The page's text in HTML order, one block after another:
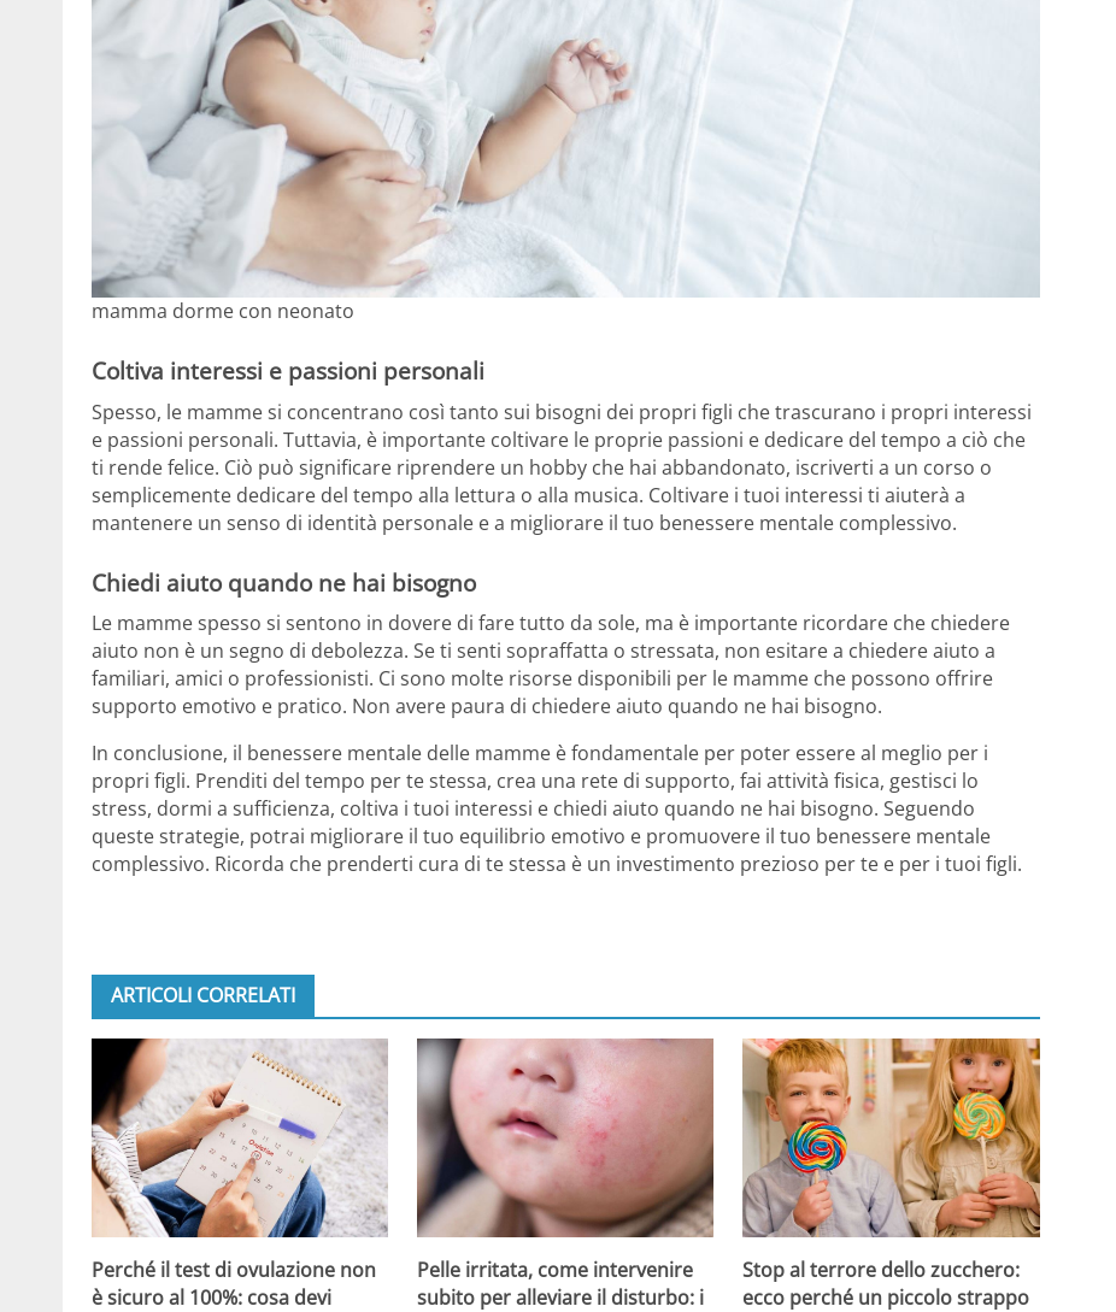
mamma dorme con neonato
Coltiva interessi e passioni personali
Spesso, le mamme si concentrano così tanto sui bisogni dei propri figli che trascurano i propri interessi
e passioni personali. Tuttavia, è importante coltivare le proprie passioni e dedicare del tempo a ciò che
ti rende felice. Ciò può significare riprendere un hobby che hai abbandonato, iscriverti a un corso o
semplicemente dedicare del tempo alla lettura o alla musica. Coltivare i tuoi interessi ti aiuterà a
mantenere un senso di identità personale e a migliorare il tuo benessere mentale complessivo.
Chiedi aiuto quando ne hai bisogno
Le mamme spesso si sentono in dovere di fare tutto da sole, ma è importante ricordare che chiedere
aiuto non è un segno di debolezza. Se ti senti sopraffatta o stressata, non esitare a chiedere aiuto a
familiari, amici o professionisti. Ci sono molte risorse disponibili per le mamme che possono offrire
supporto emotivo e pratico. Non avere paura di chiedere aiuto quando ne hai bisogno.
In conclusione, il benessere mentale delle mamme è fondamentale per poter essere al meglio per i
propri figli. Prenditi del tempo per te stessa, crea una rete di supporto, fai attività fisica, gestisci lo
stress, dormi a sufficienza, coltiva i tuoi interessi e chiedi aiuto quando ne hai bisogno. Seguendo
queste strategie, potrai migliorare il tuo equilibrio emotivo e promuovere il tuo benessere mentale
complessivo. Ricorda che prenderti cura di te stessa è un investimento prezioso per te e per i tuoi figli.
ARTICOLI CORRELATI
Perché il test di ovulazione non
è sicuro al 100%: cosa devi
Pelle irritata, come intervenire
subito per alleviare il disturbo: i
Stop al terrore dello zucchero:
ecco perché un piccolo strappo